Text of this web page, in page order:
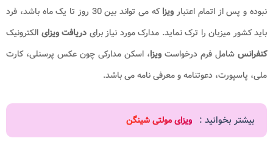
نبوده و پس از اتمام اعتبار ویزا
که می تواند بین 30 روز تا یک ماه باشد، فرد
باید کشور میزبان را ترک نماید. مدارک مورد نیاز برای دریافت ویزای الکترونیک
کنفرانس شامل فرم درخواست ویزا، اسکن مدارکی چون عکس پرسنلی، کارت
ملی، پاسپورت، دعوتنامه و معرفی نامه می باشد.
بیشتر بخوانید : ویزای مولتی شینگن